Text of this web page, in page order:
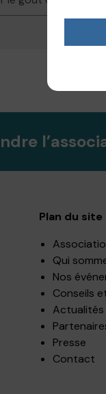
Plan du site
Qui
Nos
Conseils
Actualités
Presse
Contact